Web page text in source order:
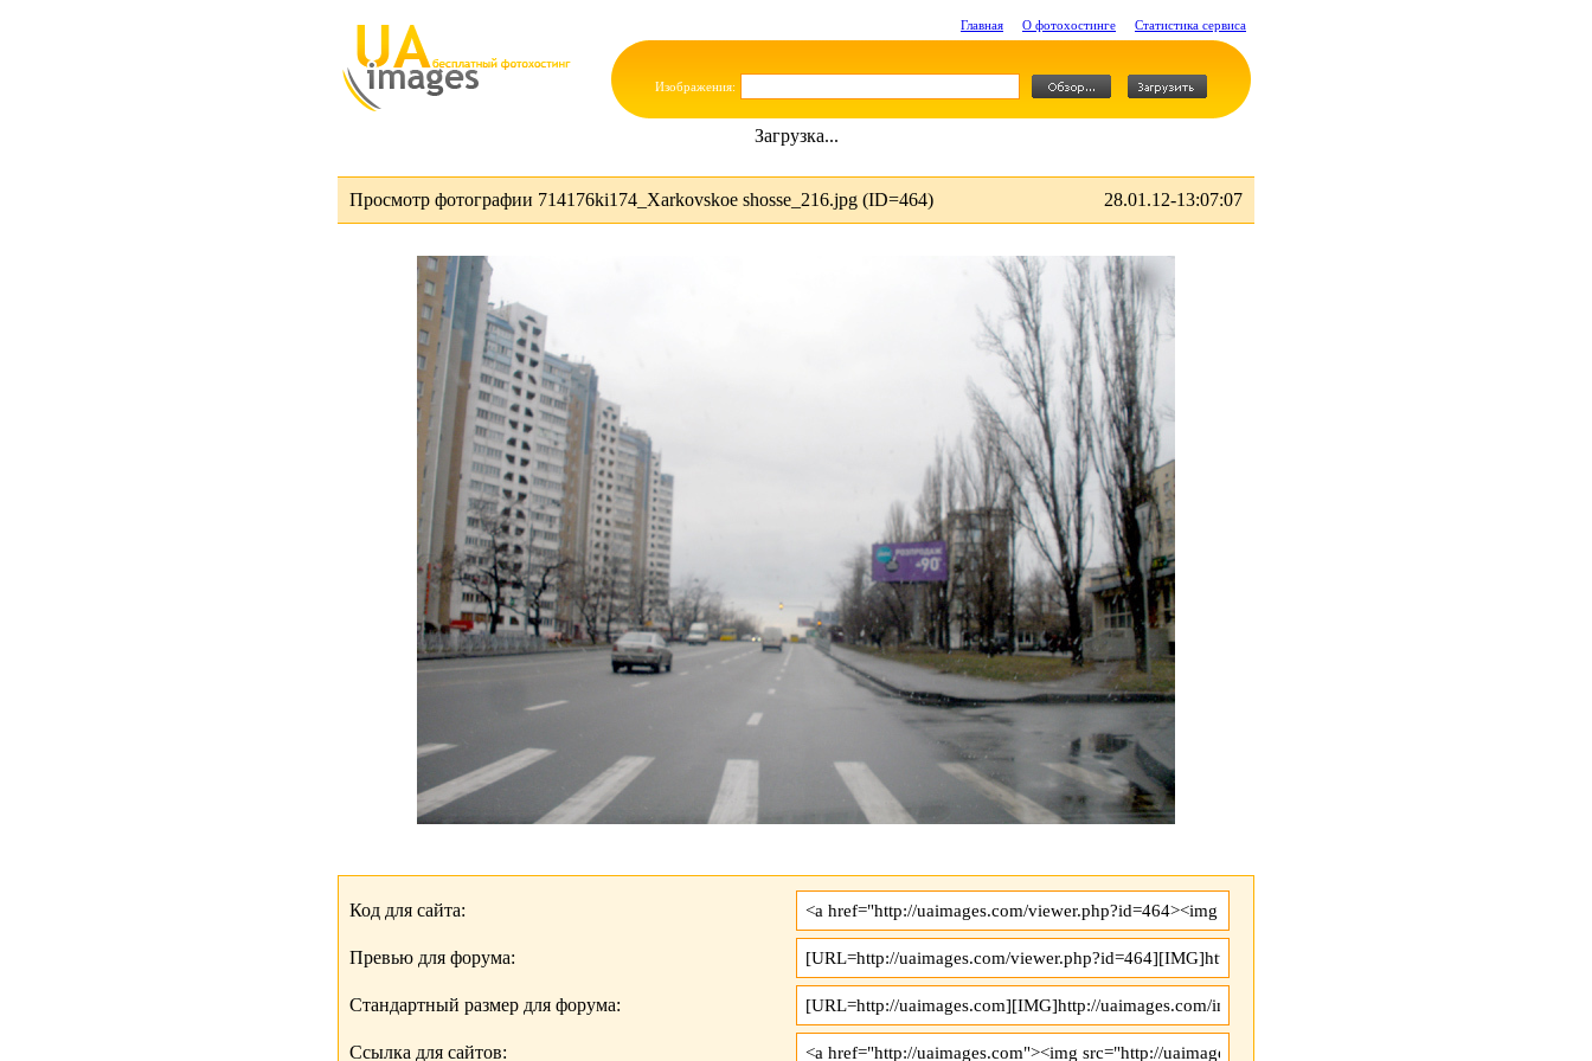
Главная О фотохостинге Статистика сервиса
Изображения:
Загрузка...
Просмотр фотографии 714176ki174_Xarkovskoe shosse_216.jpg (ID=464) 28.01.12-13:07:07
Код для сайта:
Превью для форума:
Стандартный размер для форума:
Ссылка для сайтов: